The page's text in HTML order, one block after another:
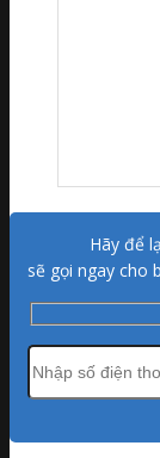
Hãy để
sẽ gọi ngay cho